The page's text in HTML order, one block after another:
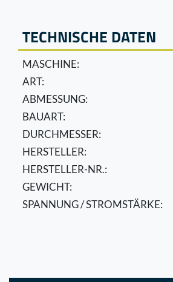
TECHNISCHE DATEN
MASCHINE:
ART:
ABMESSUNG:
BAUART:
DURCHMESSER:
HERSTELLER:
HERSTELLER-NR.:
GEWICHT:
SPANNUNG / STROMSTÄRKE: